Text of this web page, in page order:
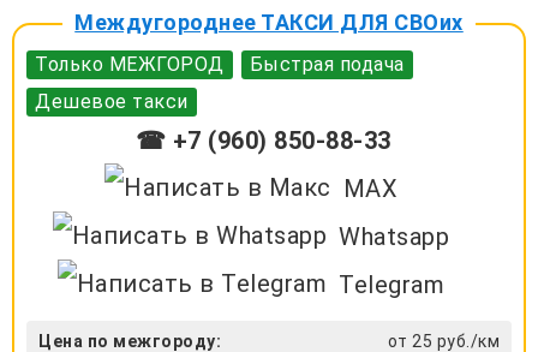
Междугороднее ТАКСИ ДЛЯ СВОих
Только МЕЖГОРОД
Быстрая подача
Дешевое такси
☎ +7 (960) 850-88-33
MAX
Whatsapp
Telegram
Цена по межгороду: от 25 руб./км